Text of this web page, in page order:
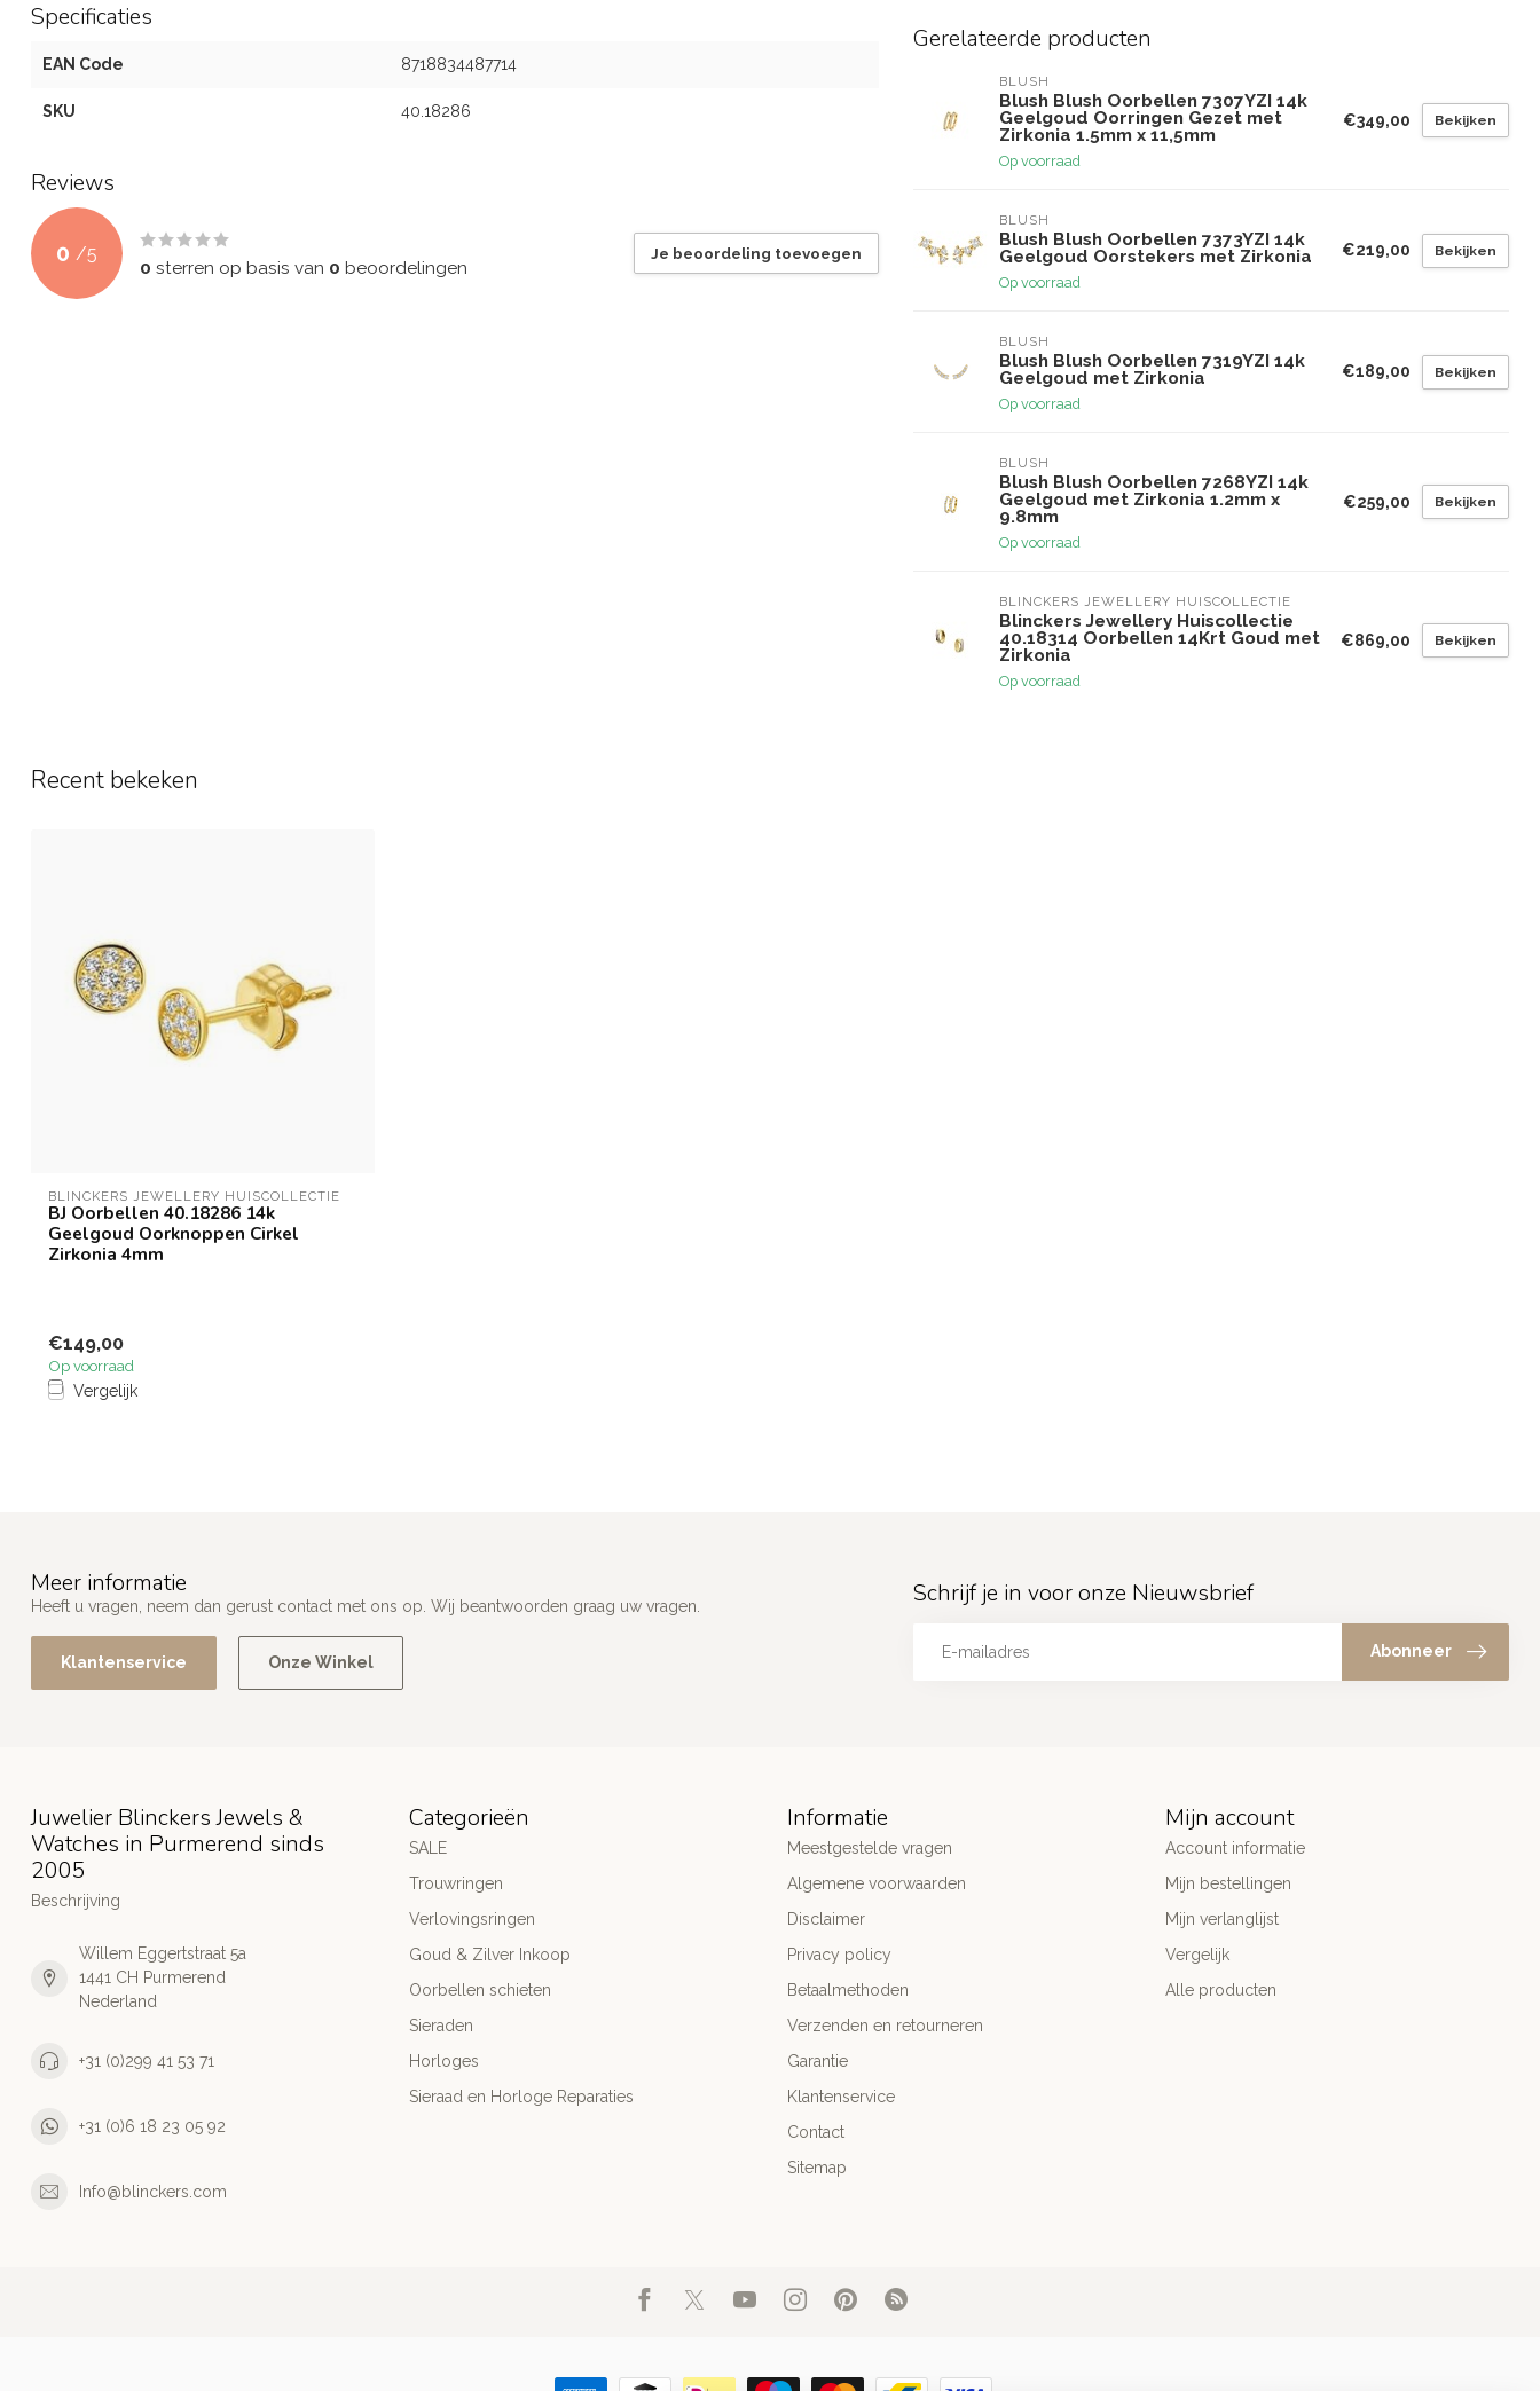
Specificaties
EAN Code 8718834487714
SKU 40.18286
Reviews
0 /5
0 sterren op basis van 0 beoordelingen
Je beoordeling toevoegen
Gerelateerde producten
BLUSH
Blush Blush Oorbellen 7307YZI 14k
Geelgoud Oorringen Gezet met
Zirkonia 1.5mm x 11,5mm
Op voorraad
€349,00 Bekijken
BLUSH
Blush Blush Oorbellen 7373YZI 14k
Geelgoud Oorstekers met Zirkonia
Op voorraad
€219,00 Bekijken
BLUSH
Blush Blush Oorbellen 7319YZI 14k
Geelgoud met Zirkonia
Op voorraad
€189,00 Bekijken
BLUSH
Blush Blush Oorbellen 7268YZI 14k
Geelgoud met Zirkonia 1.2mm x
9.8mm
Op voorraad
€259,00 Bekijken
BLINCKERS JEWELLERY HUISCOLLECTIE
Blinckers Jewellery Huiscollectie
40.18314 Oorbellen 14Krt Goud met
Zirkonia
Op voorraad
€869,00 Bekijken
Recent bekeken
BLINCKERS JEWELLERY HUISCOLLECTIE
BJ Oorbellen 40.18286 14k
Geelgoud Oorknoppen Cirkel
Zirkonia 4mm
€149,00
Op voorraad
Vergelijk
Meer informatie
Heeft u vragen, neem dan gerust contact met ons op. Wij beantwoorden graag uw vragen.
Klantenservice Onze Winkel
Schrijf je in voor onze Nieuwsbrief
Abonneer
Juwelier Blinckers Jewels &
Watches in Purmerend sinds
2005
Beschrijving
Willem Eggertstraat 5a
1441 CH Purmerend
Nederland
+31 (0)299 41 53 71
+31 (0)6 18 23 05 92
Info@blinckers.com
Categorieën
SALE
Trouwringen
Verlovingsringen
Goud & Zilver Inkoop
Oorbellen schieten
Sieraden
Horloges
Sieraad en Horloge Reparaties
Informatie
Meestgestelde vragen
Algemene voorwaarden
Disclaimer
Privacy policy
Betaalmethoden
Verzenden en retourneren
Garantie
Klantenservice
Contact
Sitemap
Mijn account
Account informatie
Mijn bestellingen
Mijn verlanglijst
Vergelijk
Alle producten